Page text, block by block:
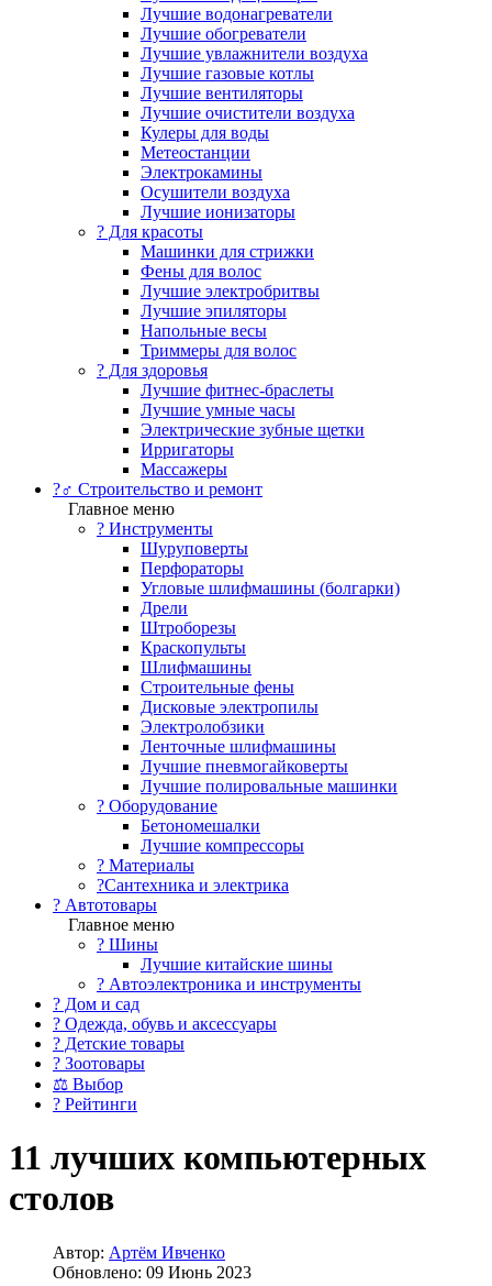
Лучшие водонагреватели
Лучшие обогреватели
Лучшие увлажнители воздуха
Лучшие газовые котлы
Лучшие вентиляторы
Лучшие очистители воздуха
Кулеры для воды
Метеостанции
Электрокамины
Осушители воздуха
Лучшие ионизаторы
? Для красоты
Машинки для стрижки
Фены для волос
Лучшие электробритвы
Лучшие эпиляторы
Напольные весы
Триммеры для волос
? Для здоровья
Лучшие фитнес-браслеты
Лучшие умные часы
Электрические зубные щетки
Ирригаторы
Массажеры
?‍♂️ Строительство и ремонт
Главное меню
?️ Инструменты
Шуруповерты
Перфораторы
Угловые шлифмашины (болгарки)
Дрели
Штроборезы
Краскопульты
Шлифмашины
Строительные фены
Дисковые электропилы
Электролобзики
Ленточные шлифмашины
Лучшие пневмогайковерты
Лучшие полировальные машинки
?️ Оборудование
Бетономешалки
Лучшие компрессоры
? Материалы
?Сантехника и электрика
? Автотовары
Главное меню
? Шины
Лучшие китайские шины
? Автоэлектроника и инструменты
? Дом и сад
? Одежда, обувь и аксессуары
? Детские товары
? Зоотовары
⚖ Выбор
? Рейтинги
11 лучших компьютерных
столов
Автор: Артём Ивченко
Обновлено: 09 Июнь 2023